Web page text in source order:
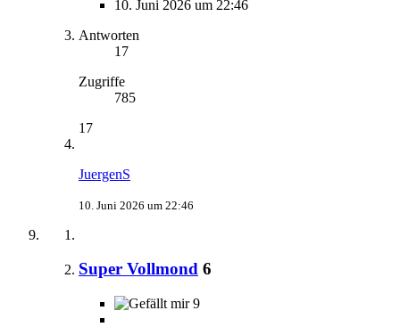
10. Juni 2026 um 22:46
Antworten
17
Zugriffe
785
17
JuergenS
10. Juni 2026 um 22:46
Super Vollmond 6
9